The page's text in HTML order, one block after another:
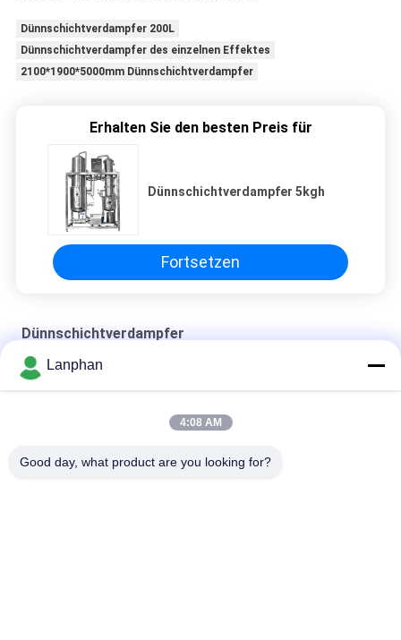
Dünnschichtverdampfer 200L
Dünnschichtverdampfer des einzelnen Effektes
2100*1900*5000mm Dünnschichtverdampfer
Erhalten Sie den besten Preis für
Dünnschichtverdampfer 5kgh
Fortsetzen
Dünnschichtverdampfer
Dünnschichtverdampfer 5kgh
Lanphan
4:08 AM
Good day, what product are you looking for?